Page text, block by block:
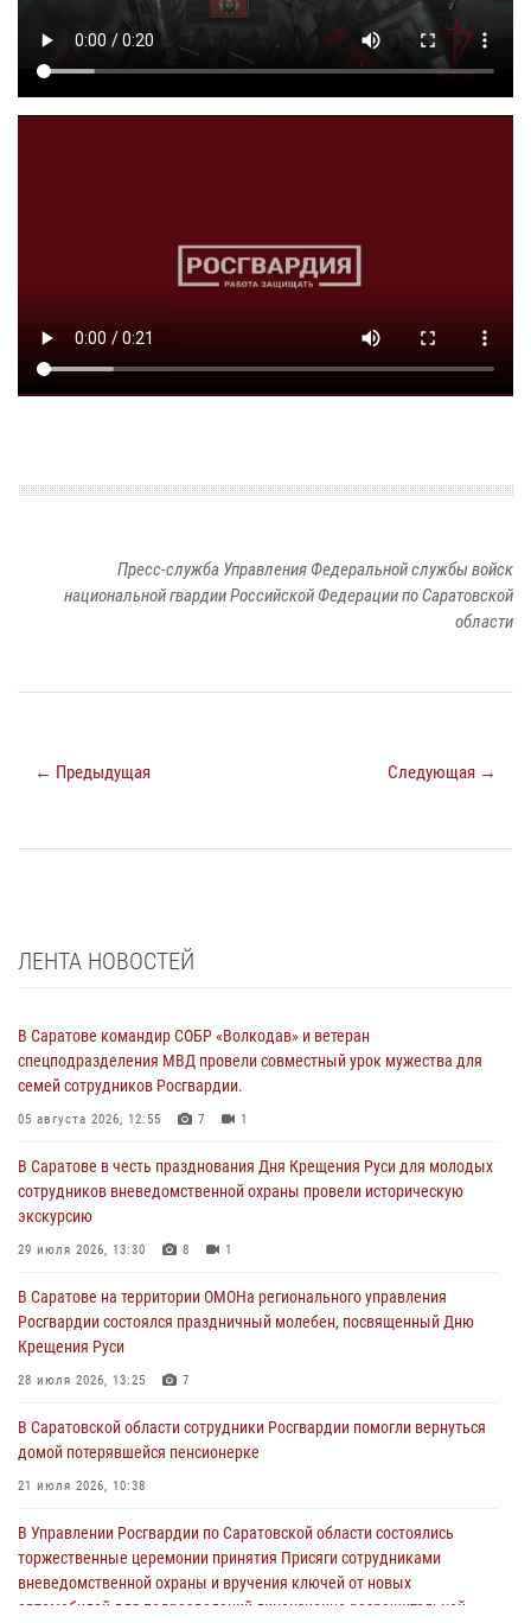
Пресс-служба Управления Федеральной службы войск
национальной гвардии Российской Федерации по Саратовской
области
← Предыдущая Следующая →
ЛЕНТА НОВОСТЕЙ
В Саратове командир СОБР «Волкодав» и ветеран
спецподразделения МВД провели совместный урок мужества для
семей сотрудников Росгвардии.
05 августа 2026, 12:55 7 1
В Саратове в честь празднования Дня Крещения Руси для молодых
сотрудников вневедомственной охраны провели историческую
экскурсию
29 июля 2026, 13:30 8 1
В Саратове на территории ОМОНа регионального управления
Росгвардии состоялся праздничный молебен, посвященный Дню
Крещения Руси
28 июля 2026, 13:25 7
В Саратовской области сотрудники Росгвардии помогли вернуться
домой потерявшейся пенсионерке
21 июля 2026, 10:38
В Управлении Росгвардии по Саратовской области состоялись
торжественные церемонии принятия Присяги сотрудниками
вневедомственной охраны и вручения ключей от новых
автомобилей для подразделений лицензионно-разрешительной